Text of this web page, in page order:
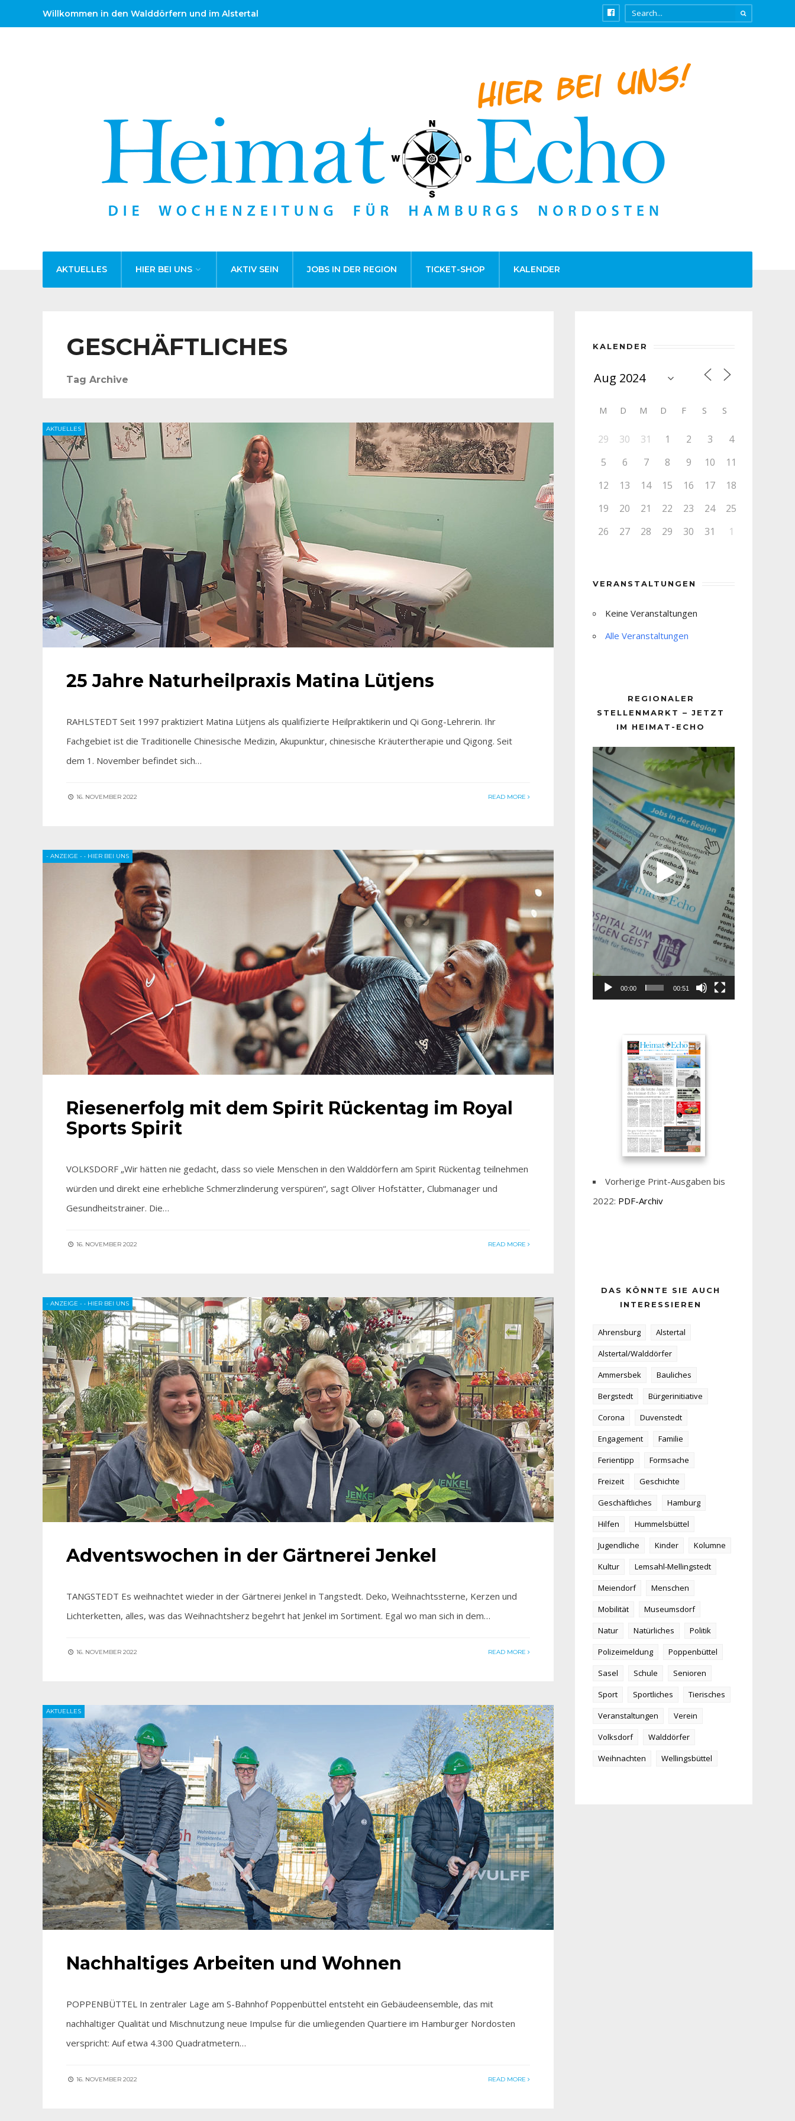
Willkommen in den Walddörfern und im Alstertal
AKTUELLES HIER BEI UNS AKTIV SEIN JOBS IN DER REGION TICKET-SHOP KALENDER
GESCHÄFTLICHES
Tag Archive
AKTUELLES
25 Jahre Naturheilpraxis Matina Lütjens
RAHLSTEDT Seit 1997 praktiziert Matina Lütjens als qualifizierte Heilpraktikerin und Qi Gong-Lehrerin. Ihr
Fachgebiet ist die Traditionelle Chinesische Medizin, Akupunktur, chinesische Kräutertherapie und Qigong. Seit
dem 1. November befindet sich…
16. NOVEMBER 2022 READ MORE
- ANZEIGE - • HIER BEI UNS
Riesenerfolg mit dem Spirit Rückentag im Royal
Sports Spirit
VOLKSDORF „Wir hätten nie gedacht, dass so viele Menschen in den Walddörfern am Spirit Rückentag teilnehmen
würden­ und direkt eine erhebliche Schmerzlinderung verspüren“, sagt Oliver Hofstätter, Clubmanager und
Gesundheitstrainer. Die…
16. NOVEMBER 2022 READ MORE
- ANZEIGE - • HIER BEI UNS
Adventswochen in der Gärtnerei Jenkel
TANGSTEDT Es weihnachtet wieder in der Gärtnerei Jenkel­ in Tangstedt. Deko, Weihnachtssterne, Kerzen und
Lichterketten, alles, was das Weihnachtsherz begehrt hat Jenkel im Sortiment. Egal wo man sich in dem…
16. NOVEMBER 2022 READ MORE
AKTUELLES
Nachhaltiges Arbeiten und Wohnen
POPPENBÜTTEL In zentraler Lage am S-Bahnhof Poppenbüttel entsteht ein Gebäudeensemble, das mit
nachhaltiger Qualität und Mischnutzung neue Impulse für die umliegenden Quartiere im Hamburger Nordosten
verspricht: Auf etwa 4.300 Quadratmetern…
16. NOVEMBER 2022 READ MORE
KALENDER
M D M D F S S
29 30 31 1 2 3
4
5
6 7 8 9 10
11
12
13 14 15 16 17
18
19
20 21 22 23 24
25
26
27 28 29 30 31 1
VERANSTALTUNGEN
Keine Veranstaltungen
Alle Veranstaltungen
REGIONALER
STELLENMARKT – JETZT
IM HEIMAT-ECHO
Player
00:00 00:51
Vorherige Print-Ausgaben bis
2022: PDF-Archiv
DAS KÖNNTE SIE AUCH
INTERESSIEREN
Ahrensburg
Alstertal
Alstertal/Walddörfer
Ammersbek
Bauliches
Bergstedt
Bürgerinitiative
Corona
Duvenstedt
Engagement
Familie
Ferientipp
Formsache
Freizeit
Geschichte
Geschäftliches
Hamburg
Hilfen
Hummelsbüttel
Jugendliche
Kinder
Kolumne
Kultur
Lemsahl-Mellingstedt
Meiendorf
Menschen
Mobilität
Museumsdorf
Natur
Natürliches
Politik
Polizeimeldung
Poppenbüttel
Sasel
Schule
Senioren
Sport
Sportliches
Tierisches
Veranstaltungen
Verein
Volksdorf
Walddörfer
Weihnachten
Wellingsbüttel